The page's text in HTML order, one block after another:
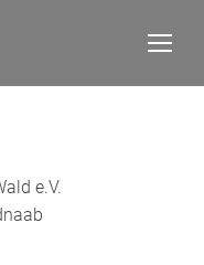
e.V.